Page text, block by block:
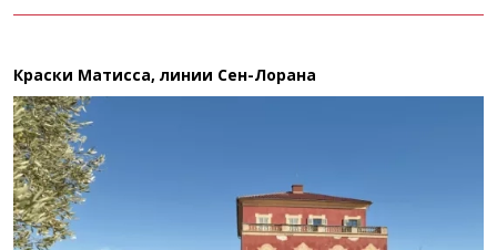
Краски Матисса, линии Сен-Лорана